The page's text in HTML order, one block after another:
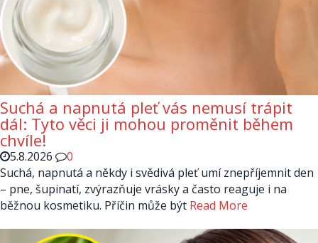
Suchá a napnutá pleť vás nemusí trápit
dál: Tyto věci ji mohou proměnit během
chvíle!
5.8.2026
0
Suchá, napnutá a někdy i svědivá pleť umí znepříjemnit den
– pne, šupinatí, zvýrazňuje vrásky a často reaguje i na
běžnou kosmetiku. Příčin může být Read More